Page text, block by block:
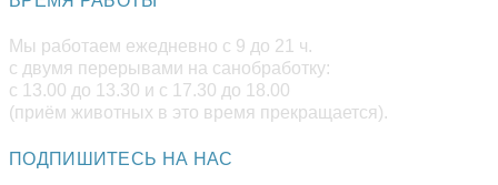
Мы работаем ежедневно с 9 до 21 ч.
с двумя перерывами на санобработку:
с 13.00 до 13.30 и с 17.30 до 18.00
(приём животных в это время прекращается).
ПОДПИШИТЕСЬ НА НАС